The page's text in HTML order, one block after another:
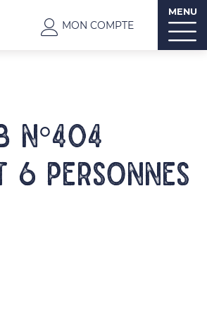
MON COMPTE
MENU
N°404
6 personnes